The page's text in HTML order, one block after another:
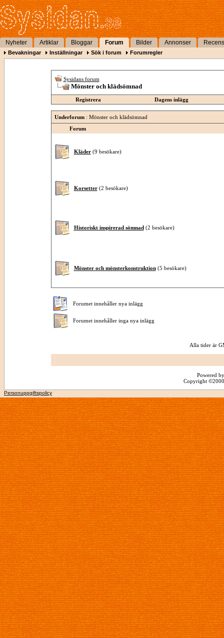
Nyheter Artiklar Bloggar Forum Bilder Annonser
Bevakningar Inställningar Sök i forum Forumregler
Sysidans forum
Mönster och klädsömnad
Registrera Dagens inlägg
Underforum: Mönster och klädsömnad
Forum
Kläder (9 besökare)
Korsetter (2 besökare)
Historiskt inspirerad sömnad (2 besökare)
Mönster och mönsterkonstruktion (5 besökare)
Forumet innehåller nya inlägg
Forumet innehåller inga nya inlägg
Alla tider är
Powered
Copyright
Personuppgiftspolicy